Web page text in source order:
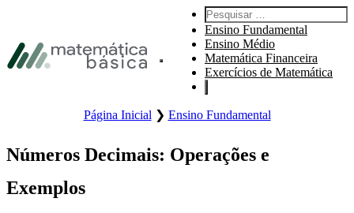
Pular Rodapé
Abre o menu principal do site.
Pesquisar por:
Ensino Fundamental
Ensino Médio
Matemática Financeira
Exercícios de Matemática
Página Inicial ❯ Ensino Fundamental
Números Decimais: Operações e
Exemplos